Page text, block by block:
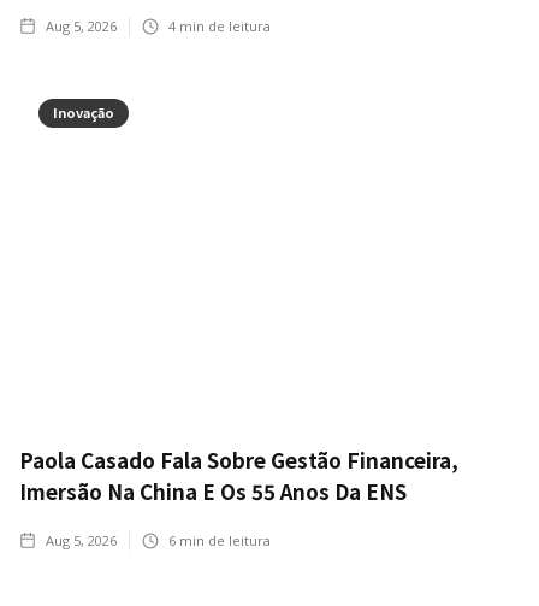
Aug 5, 2026 4 min de leitura
Inovação
Paola Casado Fala Sobre Gestão Financeira,
Imersão Na China E Os 55 Anos Da ENS
Aug 5, 2026 6 min de leitura